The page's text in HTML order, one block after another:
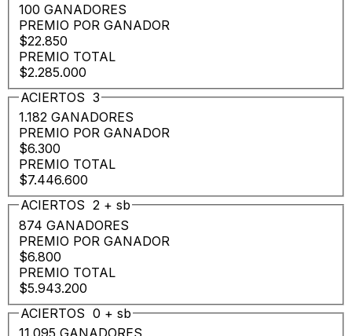
100 GANADORES
PREMIO POR GANADOR
$22.850
PREMIO TOTAL
$2.285.000
ACIERTOS 3
1.182 GANADORES
PREMIO POR GANADOR
$6.300
PREMIO TOTAL
$7.446.600
ACIERTOS 2 + sb
874 GANADORES
PREMIO POR GANADOR
$6.800
PREMIO TOTAL
$5.943.200
ACIERTOS 0 + sb